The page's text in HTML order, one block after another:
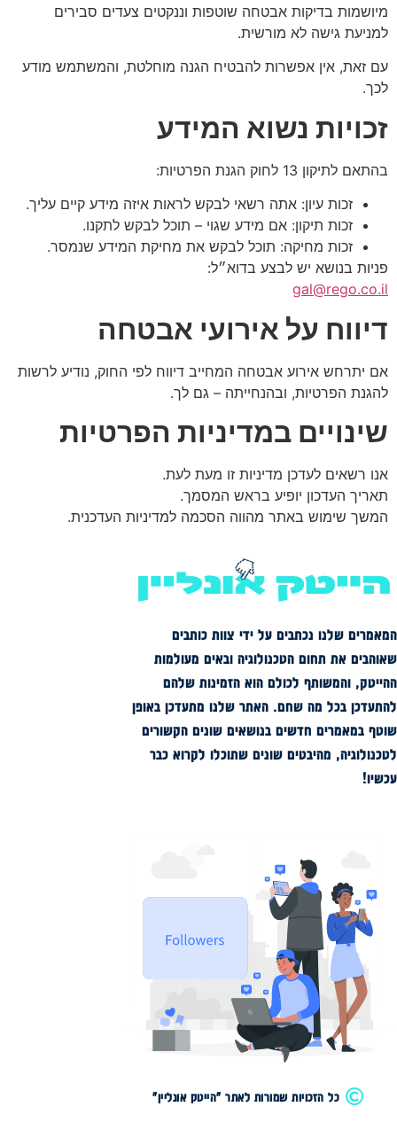
מיושמות בדיקות אבטחה שוטפות וננקטים צעדים סבירים
למניעת גישה לא מורשית.
עם זאת, אין אפשרות להבטיח הגנה מוחלטת, והמשתמש מודע
לכך.
זכויות נשוא המידע
בהתאם לתיקון 13 לחוק הגנת הפרטיות:
זכות עיון: אתה רשאי לבקש לראות איזה מידע קיים עליך.
זכות תיקון: אם מידע שגוי – תוכל לבקש לתקנו.
זכות מחיקה: תוכל לבקש את מחיקת המידע שנמסר.
פניות בנושא יש לבצע בדוא״ל:
gal@rego.co.il
דיווח על אירועי אבטחה
אם יתרחש אירוע אבטחה המחייב דיווח לפי החוק, נודיע לרשות
להגנת הפרטיות, ובהנחייתה – גם לך.
שינויים במדיניות הפרטיות
אנו רשאים לעדכן מדיניות זו מעת לעת.
תאריך העדכון יופיע בראש המסמך.
המשך שימוש באתר מהווה הסכמה למדיניות העדכנית.
המאמרים שלנו נכתבים על ידי צוות כותבים
שאוהבים את תחום הטכנולוגיה ובאים מעולמות
ההייטק, והמשותף לכולם הוא הזמינות שלהם
להתעדכן בכל מה שחם. האתר שלנו מתעדכן באופן
שוטף במאמרים חדשים בנושאים שונים הקשורים
לטכנולוגיה, מהיבטים שונים שתוכלו לקרוא כבר
עכשיו!
כל הזכויות שמורות לאתר "הייטק אונליין"